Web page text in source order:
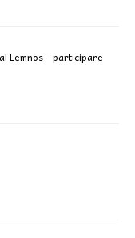
Lemnos – participare